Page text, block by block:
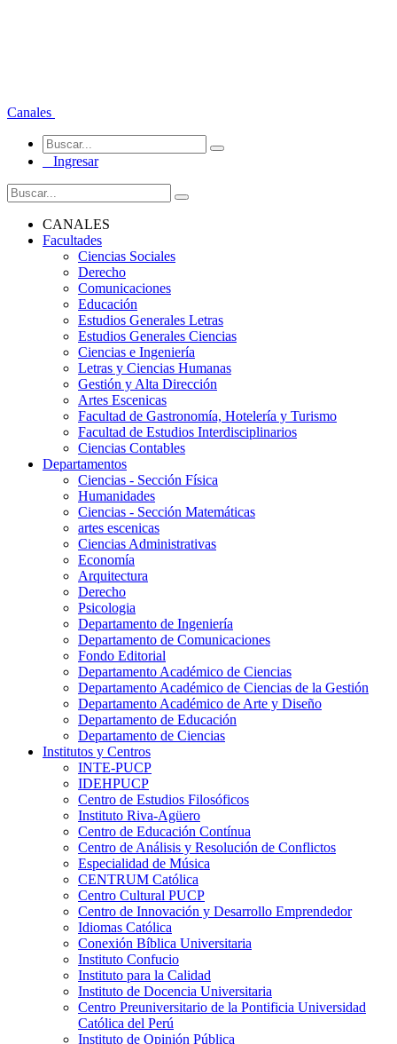
Canales
Ingresar
CANALES
Facultades
Ciencias Sociales
Derecho
Comunicaciones
Educación
Estudios Generales Letras
Estudios Generales Ciencias
Ciencias e Ingeniería
Letras y Ciencias Humanas
Gestión y Alta Dirección
Artes Escenicas
Facultad de Gastronomía, Hotelería y Turismo
Facultad de Estudios Interdisciplinarios
Ciencias Contables
Departamentos
Ciencias - Sección Física
Humanidades
Ciencias - Sección Matemáticas
artes escenicas
Ciencias Administrativas
Economía
Arquitectura
Derecho
Psicologia
Departamento de Ingeniería
Departamento de Comunicaciones
Fondo Editorial
Departamento Académico de Ciencias
Departamento Académico de Ciencias de la Gestión
Departamento Académico de Arte y Diseño
Departamento de Educación
Departamento de Ciencias
Institutos y Centros
INTE-PUCP
IDEHPUCP
Centro de Estudios Filosóficos
Instituto Riva-Agüero
Centro de Educación Contínua
Centro de Análisis y Resolución de Conflictos
Especialidad de Música
CENTRUM Católica
Centro Cultural PUCP
Centro de Innovación y Desarrollo Emprendedor
Idiomas Católica
Conexión Bíblica Universitaria
Instituto Confucio
Instituto para la Calidad
Instituto de Docencia Universitaria
Centro Preuniversitario de la Pontificia Universidad
Católica del Perú
Instituto de Opinión Pública